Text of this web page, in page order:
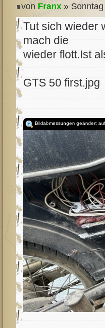
von Franx »
Tut sich wieder
mach die
wieder flott.Ist
GTS 50 first.jpg
Bildabmessungen geändert